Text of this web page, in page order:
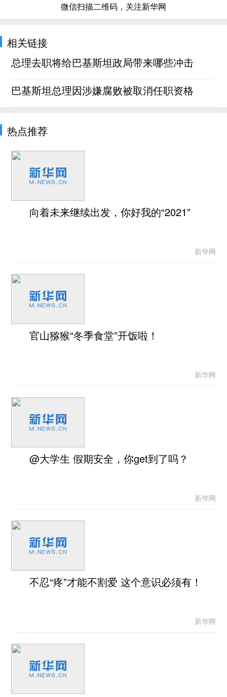
微信扫描二维码，关注新华网
相关链接
总理去职将给巴基斯坦政局带来哪些冲击
巴基斯坦总理因涉嫌腐败被取消任职资格
热点推荐
向着未来继续出发，你好我的“2021”
新华网
官山猕猴“冬季食堂”开饭啦！
新华网
@大学生 假期安全，你get到了吗？
新华网
不忍“疼”才能不割爱 这个意识必须有！
新华网